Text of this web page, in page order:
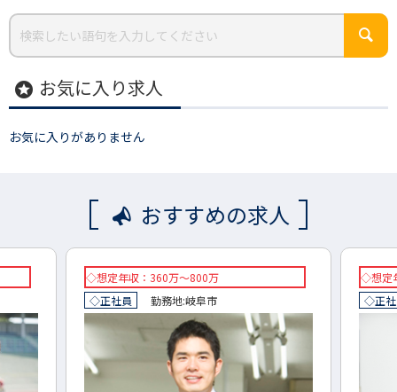
stars お気に入り求人
お気に入りがありません
おすすめの求人
◇想定年収：360万～800万
◇正社員
勤務地:岐阜市
◇想定
◇正